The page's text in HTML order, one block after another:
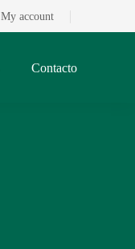
My account
Contacto